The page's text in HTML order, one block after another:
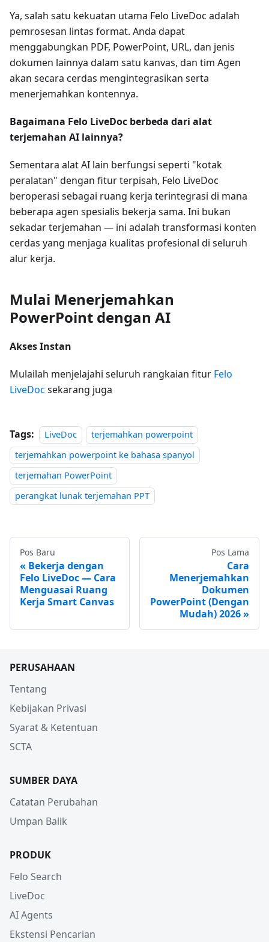
Ya, salah satu kekuatan utama Felo LiveDoc adalah
pemrosesan lintas format. Anda dapat
menggabungkan PDF, PowerPoint, URL, dan jenis
dokumen lainnya dalam satu kanvas, dan tim Agen
akan secara cerdas mengintegrasikan serta
menerjemahkan kontennya.
Bagaimana Felo LiveDoc berbeda dari alat
terjemahan AI lainnya?
Sementara alat AI lain berfungsi seperti "kotak
peralatan" dengan fitur terpisah, Felo LiveDoc
beroperasi sebagai ruang kerja terintegrasi di mana
beberapa agen spesialis bekerja sama. Ini bukan
sekadar terjemahan — ini adalah transformasi konten
cerdas yang menjaga kualitas profesional di seluruh
alur kerja.
Mulai Menerjemahkan
PowerPoint dengan AI
Akses Instan
Mulailah menjelajahi seluruh rangkaian fitur Felo
LiveDoc sekarang juga
Tags: LiveDoc
terjemahkan powerpoint
terjemahkan powerpoint ke bahasa spanyol
terjemahan PowerPoint
perangkat lunak terjemahan PPT
Pos Baru
Bekerja dengan
Felo LiveDoc — Cara
Menguasai Ruang
Kerja Smart Canvas
Pos Lama
Cara
Menerjemahkan
Dokumen
PowerPoint (Dengan
Mudah) 2026
PERUSAHAAN
Tentang
Kebijakan Privasi
Syarat & Ketentuan
SCTA
SUMBER DAYA
Catatan Perubahan
Umpan Balik
PRODUK
Felo Search
LiveDoc
AI Agents
Ekstensi Pencarian